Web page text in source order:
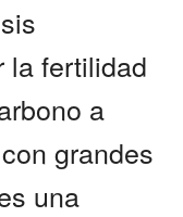
la fertilidad
a
grandes
una